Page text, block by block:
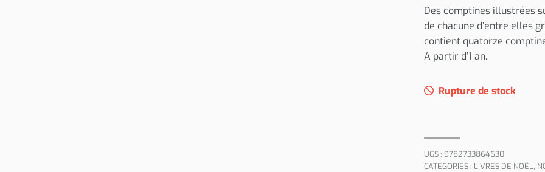
Des comptines illustrées
de chacune d’entre elles
contient quatorze
A partir d’1 an.
Rupture de stock
UGS : 9782733864630
CATÉGORIES : LIVRES DE NOËL,